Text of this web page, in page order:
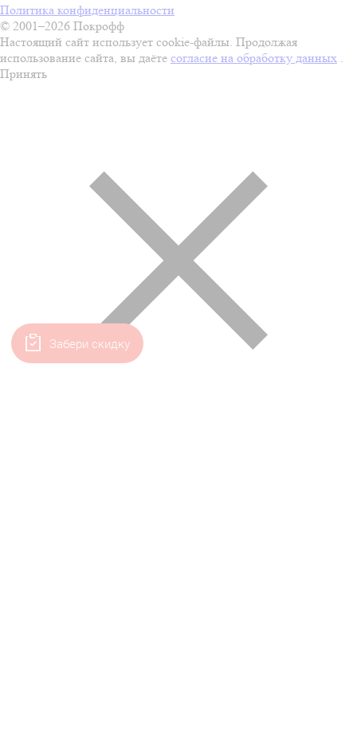
Политика конфиденциальности
© 2001–2026 Покрофф
Настоящий сайт использует cookie-файлы. Продолжая
использование сайта, вы даёте согласие на обработку данных .
Принять
Забери скидку